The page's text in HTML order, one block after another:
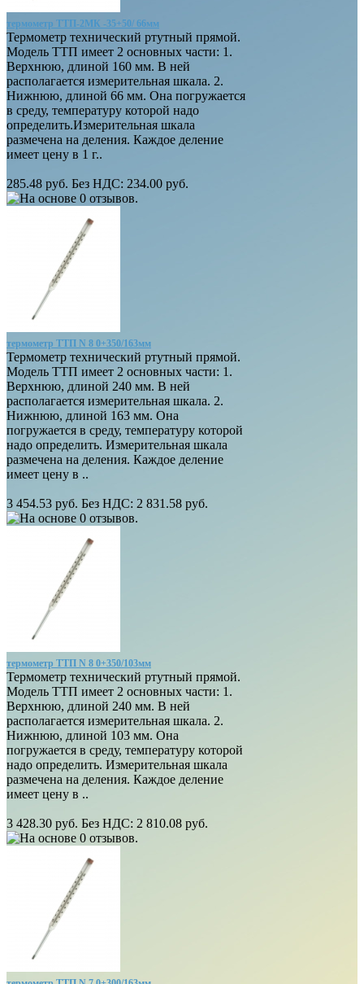
термометр ТТП-2МК -35+50/ 66мм
Термометр технический ртутный прямой.
Модель ТТП имеет 2 основных части: 1.
Верхнюю, длиной 160 мм. В ней
располагается измерительная шкала. 2.
Нижнюю, длиной 66 мм. Она погружается
в среду, температуру которой надо
определить.Измерительная шкала
размечена на деления. Каждое деление
имеет цену в 1 г..
285.48 руб. Без НДС: 234.00 руб.
термометр ТТП N 8 0+350/163мм
Термометр технический ртутный прямой.
Модель ТТП имеет 2 основных части: 1.
Верхнюю, длиной 240 мм. В ней
располагается измерительная шкала. 2.
Нижнюю, длиной 163 мм. Она
погружается в среду, температуру которой
надо определить. Измерительная шкала
размечена на деления. Каждое деление
имеет цену в ..
3 454.53 руб. Без НДС: 2 831.58 руб.
термометр ТТП N 8 0+350/103мм
Термометр технический ртутный прямой.
Модель ТТП имеет 2 основных части: 1.
Верхнюю, длиной 240 мм. В ней
располагается измерительная шкала. 2.
Нижнюю, длиной 103 мм. Она
погружается в среду, температуру которой
надо определить. Измерительная шкала
размечена на деления. Каждое деление
имеет цену в ..
3 428.30 руб. Без НДС: 2 810.08 руб.